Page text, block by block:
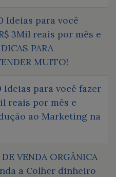
Ideias para você
3Mil reais por mês e
PARA
MUITO!
Ideias para você fazer
reais por mês e
ao Marketing na
VENDA ORGÂNICA
a Colher dinheiro